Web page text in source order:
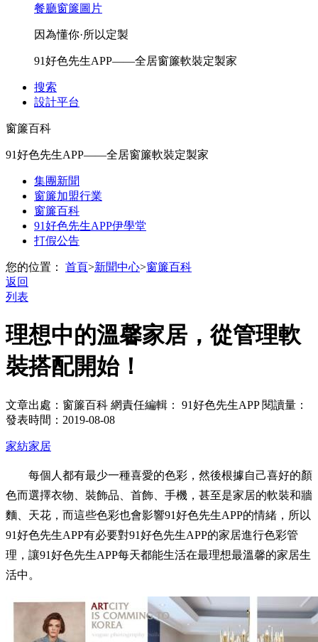
餐廳窗簾圖片
因為懂你·所以定製
91好色先生APP——全居窗簾軟裝定製家
搜索
設計平台
窗簾百科
91好色先生APP——全居窗簾軟裝定製家
集團新聞
窗簾加盟行業
窗簾百科
91好色先生APP伊學堂
打假公告
您的位置： 首頁>新聞中心>窗簾百科
返回
列表
理想中的溫馨家居，從管理軟
裝搭配開始！
文章出處：窗簾百科 網責任編輯： 91好色先生APP 閱讀量：
發表時間：2019-08-08
家紡家居
每個人都有最少一種喜愛的色彩，然後根據自己喜好的顏
色而選擇衣物、裝飾品、首飾、手機，甚至是家居的軟裝和牆
麵、天花，而這些色彩也會影響91好色先生APP的情緒，所以
91好色先生APP有必要對91好色先生APP的家居進行色彩管
理，讓91好色先生APP每天都能生活在最理想最溫馨的家居生
活中。